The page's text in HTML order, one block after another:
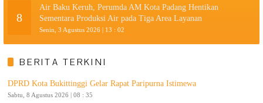
8
Air Baku Keruh, Perumda AM Kota Padang Hentikan
Sementara Produksi Air pada Tiga Area Layanan
Senin, 3 Agustus 2026 | 13 : 02
BERITA TERKINI
DPRD Kota Bukittinggi Gelar Rapat Paripurna Istimewa
Sabtu, 8 Agustus 2026 | 08 : 35